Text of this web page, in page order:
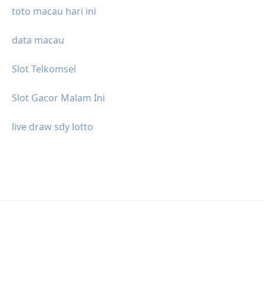
toto macau hari ini
data macau
Slot Telkomsel
Slot Gacor Malam Ini
live draw sdy lotto